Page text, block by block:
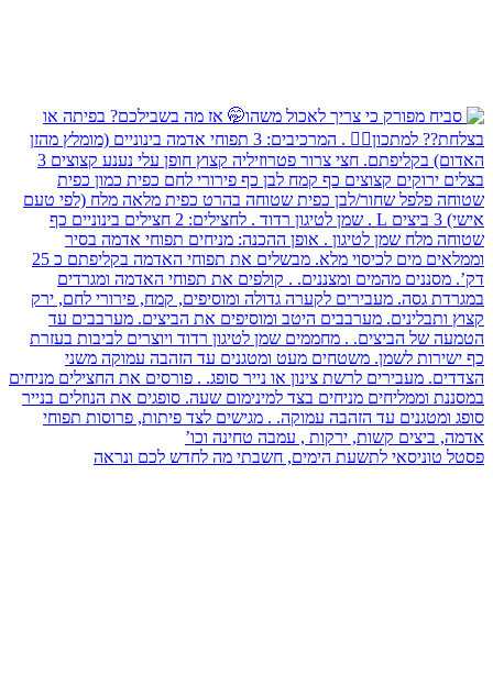
פסטל טוניסאי לתשעת הימים, חשבתי מה לחדש לכם ונראה